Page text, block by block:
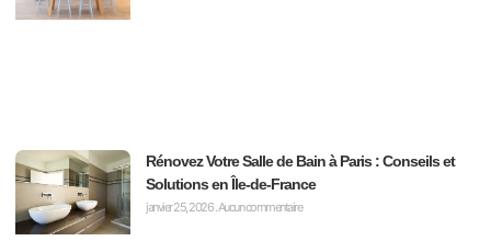
Rénovez Votre Salle de Bain à Paris : Conseils et
Solutions en Île-de-France
janvier 25, 2026 Aucun commentaire